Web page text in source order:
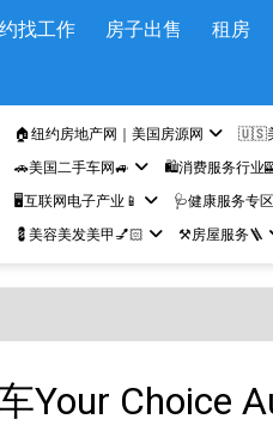
找工作 房子出售 租房
🏠纽约房地产网｜美国房源网 🇺🇸美
🚗美国二手车网🚙
🛍️消费服务行业
🖥️互联网电子产业📱
🩺健康服务专
💈美容美发美甲💅🏻
⚒️房屋服务🪜
Your Choice